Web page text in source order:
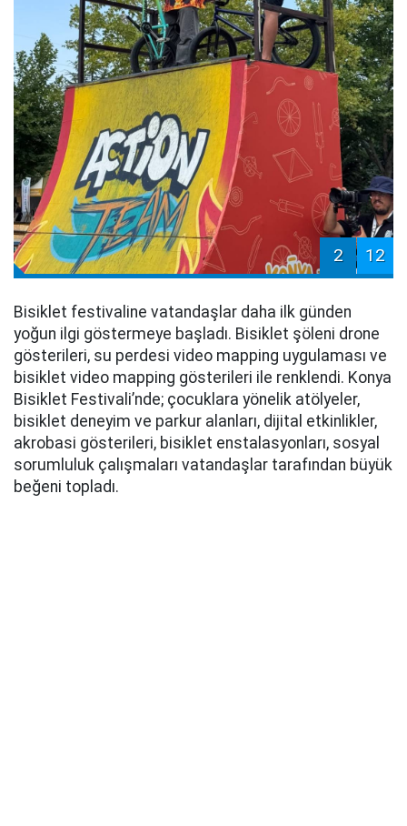
2 12
Bisiklet festivaline vatandaşlar daha ilk günden
yoğun ilgi göstermeye başladı. Bisiklet şöleni drone
gösterileri, su perdesi video mapping uygulaması ve
bisiklet video mapping gösterileri ile renklendi. Konya
Bisiklet Festivali’nde; çocuklara yönelik atölyeler,
bisiklet deneyim ve parkur alanları, dijital etkinlikler,
akrobasi gösterileri, bisiklet enstalasyonları, sosyal
sorumluluk çalışmaları vatandaşlar tarafından büyük
beğeni topladı.